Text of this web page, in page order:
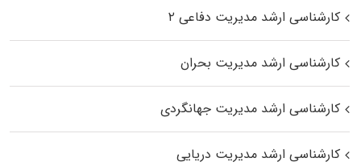
کارشناسی ارشد مدیریت دفاعی ۲
کارشناسی ارشد مدیریت بحران
کارشناسی ارشد مدیریت جهانگردی
کارشناسی ارشد مدیریت دریایی